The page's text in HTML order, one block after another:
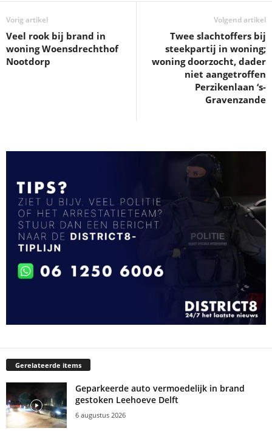
Vorig artikel
Veel rook bij brand in
woning Woensdrechthof
Nootdorp
Volgend artikel
Twee slachtoffers bij
steekpartij in woning;
woning doorzocht, dader
niet aangetroffen
Perzikenlaan ‘s-
Gravenzande
Gerelateerde items
Geparkeerde auto vermoedelijk in brand
gestoken Leehoeve Delft
6 augustus 2026